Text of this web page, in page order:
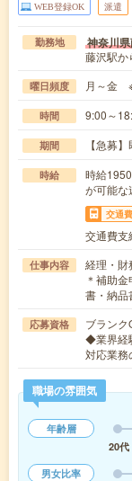
WEB登録OK 派遣
勤務地 神奈川
藤沢駅か
曜日頻度 月～金
時間 9:00～
期間 【急募
時給
時給
が可能な
交通費
交通費支
仕事内容
経理・財
＊補助
書・納
応募資格
ブランク
◆業界経
対応業
職場の雰囲気
年齢層
20代
男女比率